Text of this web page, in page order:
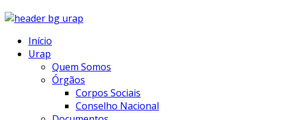
Início
Urap
Quem Somos
Órgãos
Corpos Sociais
Conselho Nacional